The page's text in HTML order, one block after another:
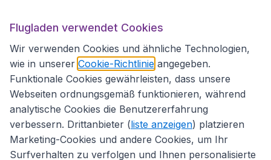
Flugladen.at
Internationale Webseiten
Flugladen verwendet Cookies
Wir verwenden Cookies und ähnliche Technologien,
wie in unserer Cookie-Richtlinie angegeben.
Funktionale Cookies gewährleisten, dass unsere
Webseiten ordnungsgemäß funktionieren, während
analytische Cookies die Benutzererfahrung
verbessern. Drittanbieter (liste anzeigen) platzieren
Marketing-Cookies und andere Cookies, um Ihr
Surfverhalten zu verfolgen und Ihnen personalisierte